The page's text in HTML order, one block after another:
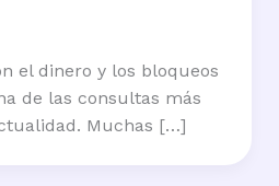
el dinero y los bloqueos
de las consultas más
Muchas […]